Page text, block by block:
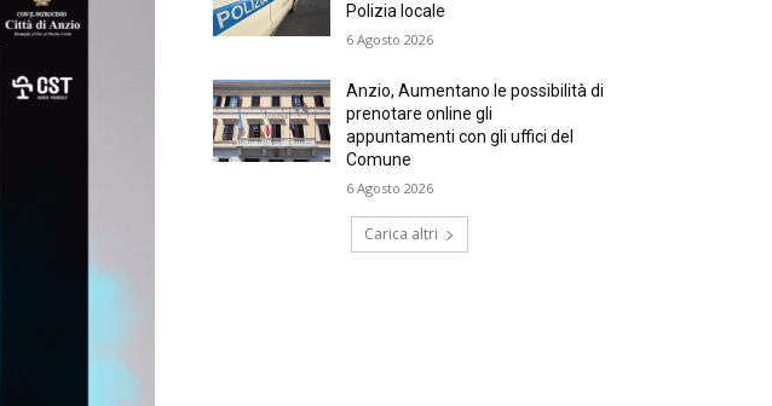
Polizia locale
6 Agosto 2026
Anzio, Aumentano le possibilità di
prenotare online gli
appuntamenti con gli uffici del
Comune
6 Agosto 2026
Carica altri